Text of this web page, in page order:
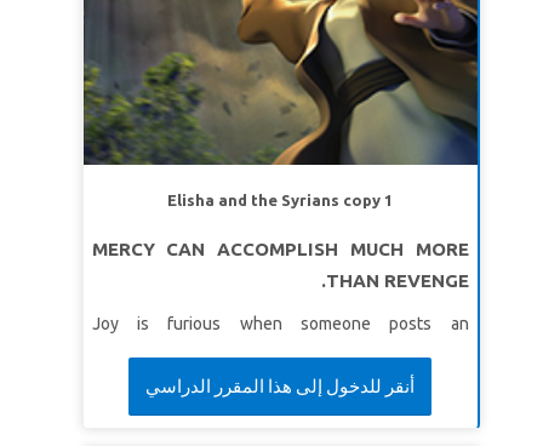
អិល ធី។ )
មេរៀនទី ២ ៈសូមព្រះសម្រាប់ប្រាជ្ញា
សេចក្ដីពិត៖ខ្ញុំនឹងសុំប្រាជ្ញាពីព្រះជាម្ចាស់។
ខវិសេស៖“ ខ្ញុំនឹងផ្តល់ឱ្យអ្នកនូវអ្វីដែលអ្នកបានស្នើសុំ! ខ្ញុំនឹង
អោយអ្នកមានប្រាជ្ញា និងការយោគយល់។
ពង្សាវតារក្សត្រទី ១
ខ្ញុំនឹងកសាងជីវិតរបស់ខ្ញុំលើព្រះបន្ទូលរបស់ព្រះ។
តាមវាគឺប្រកបដោយប្រាជ្ញាដូចជាមនុស្សដែលសង់ផ្ទះលើថ្មដា។
Elisha and the Syrians copy 1
MERCY CAN ACCOMPLISH MUCH MORE
THAN REVENGE.
Joy is furious when someone posts an
embarrassing video of her, and she knows the
perfect way to get even—but should she?
Superbook takes Joy, Chris and Gizmo to meet the
أنقر للدخول إلى هذا المقرر الدراسي